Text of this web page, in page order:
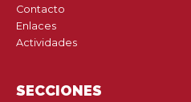
Contacto
Enlaces
Actividades
SECCIONES